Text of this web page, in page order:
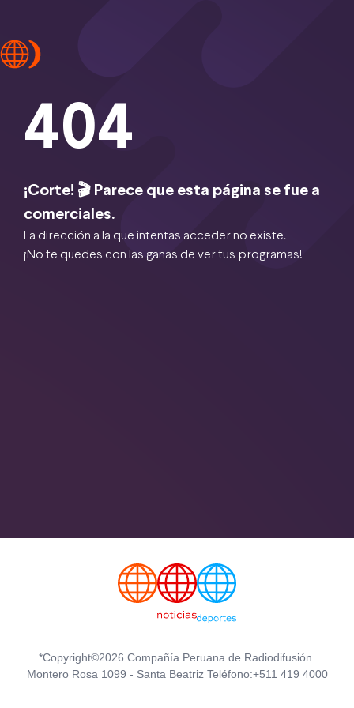
404
¡Corte! 🎬 Parece que esta página se fue a
comerciales.
La dirección a la que intentas acceder no existe.
¡No te quedes con las ganas de ver tus programas!
*Copyright©2026 Compañía Peruana de Radiodifusión.
Montero Rosa 1099 - Santa Beatriz Teléfono:+511 419 4000